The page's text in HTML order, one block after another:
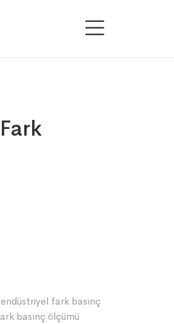
endüstriyel fark basınç
basınç ölçümü